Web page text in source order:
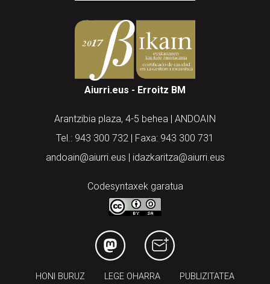
Aiurri.eus - Erroitz BM
Arantzibia plaza, 4-5 behea | ANDOAIN
Tel.: 943 300 732 | Faxa: 943 300 731
andoain@aiurri.eus | idazkaritza@aiurri.eus
Codesyntaxek garatua
HONI BURUZ LEGE OHARRA PUBLIZITATEA